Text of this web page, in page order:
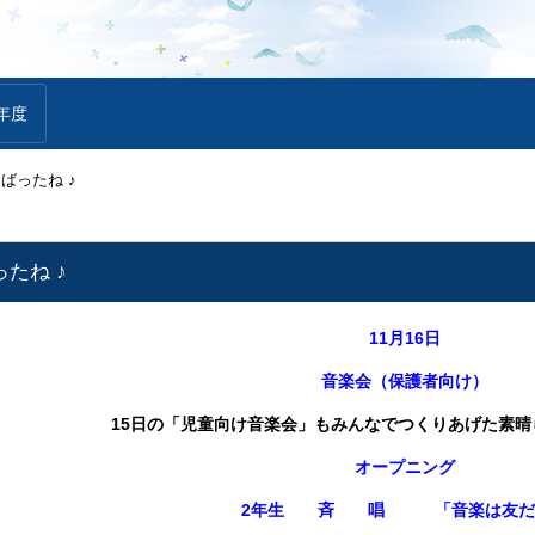
度
ったね ♪
たね ♪
11月16日
音楽会（保護者向け）
15日の「児童向け音楽会」もみんなでつくりあげた素
オープニング
2年生 斉 唱 「音楽は友だ